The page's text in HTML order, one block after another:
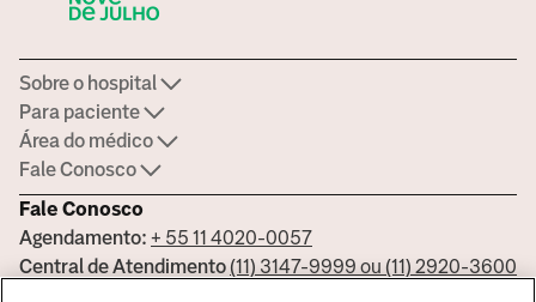
Fale Conosco
Agendamento: + 55 11 4020-0057
Central de Atendimento(11) 3147-9999 ou (11) 2920-3600
Sobre o hospital
Para paciente
Área do médico
Fale Conosco